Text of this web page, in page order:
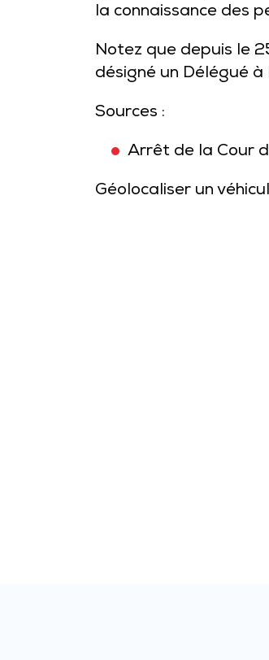
la connaissance des
Notez que depuis le
désigné un Délégué
Sources :
Arrêt de la Cour
Géolocaliser un